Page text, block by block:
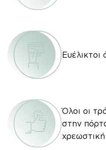
Ευέλικτοι
Όλοι οι
στην